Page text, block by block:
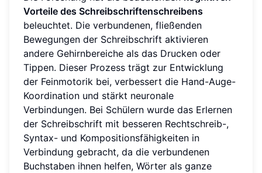
Vorteile des Schreibschriftenschreibens
beleuchtet. Die verbundenen, fließenden
Bewegungen der Schreibschrift aktivieren
andere Gehirnbereiche als das Drucken oder
Tippen. Dieser Prozess trägt zur Entwicklung
der Feinmotorik bei, verbessert die Hand-Auge-
Koordination und stärkt neuronale
Verbindungen. Bei Schülern wurde das Erlernen
der Schreibschrift mit besseren Rechtschreib-,
Syntax- und Kompositionsfähigkeiten in
Verbindung gebracht, da die verbundenen
Buchstaben ihnen helfen, Wörter als ganze